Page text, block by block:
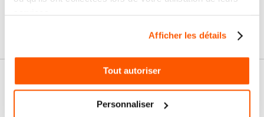
Afficher les détails
Tout autoriser
Personnaliser
Nos conseils